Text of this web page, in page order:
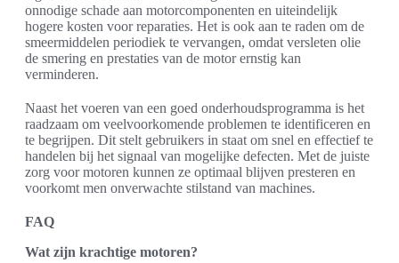
onnodige schade aan motorcomponenten en uiteindelijk
hogere kosten voor reparaties. Het is ook aan te raden om de
smeermiddelen periodiek te vervangen, omdat versleten olie
de smering en prestaties van de motor ernstig kan
verminderen.
Naast het voeren van een goed onderhoudsprogramma is het
raadzaam om veelvoorkomende problemen te identificeren en
te begrijpen. Dit stelt gebruikers in staat om snel en effectief te
handelen bij het signaal van mogelijke defecten. Met de juiste
zorg voor motoren kunnen ze optimaal blijven presteren en
voorkomt men onverwachte stilstand van machines.
FAQ
Wat zijn krachtige motoren?